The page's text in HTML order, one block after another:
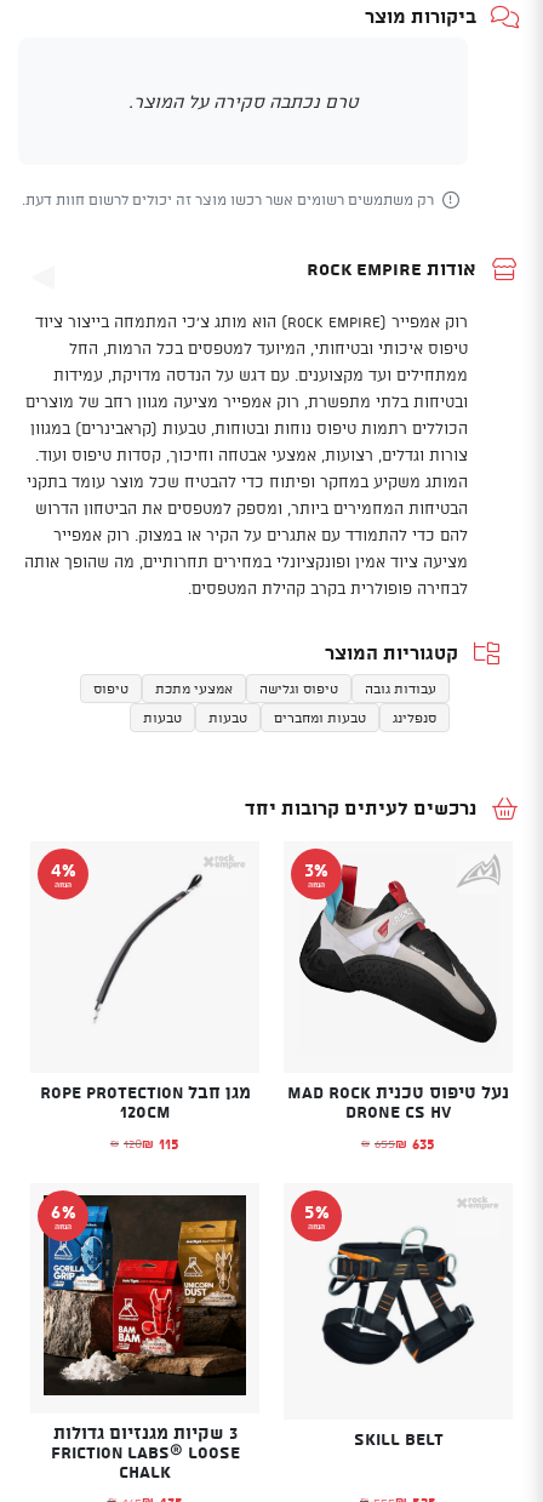
ביקורות מוצר
טרם נכתבה סקירה על המוצר.
רק משתמשים רשומים אשר רכשו מוצר זה יכולים לרשום חוות דעת.
אודות Rock Empire
רוק אמפייר (Rock Empire) הוא מותג צ'כי המתמחה בייצור ציוד
טיפוס איכותי ובטיחותי, המיועד למטפסים בכל הרמות, החל
ממתחילים ועד מקצוענים. עם דגש על הנדסה מדויקת, עמידות
ובטיחות בלתי מתפשרת, רוק אמפייר מציעה מגוון רחב של מוצרים
הכוללים רתמות טיפוס נוחות ובטוחות, טבעות (קראבינרים) במגוון
צורות וגדלים, רצועות, אמצעי אבטחה וחיכוך, קסדות טיפוס ועוד.
המותג משקיע במחקר ופיתוח כדי להבטיח שכל מוצר עומד בתקני
הבטיחות המחמירים ביותר, ומספק למטפסים את הביטחון הדרוש
להם כדי להתמודד עם אתגרים על הקיר או במצוק. רוק אמפייר
מציעה ציוד אמין ופונקציונלי במחירים תחרותיים, מה שהופך אותה
לבחירה פופולרית בקרב קהילת המטפסים.
קטגוריות המוצר
עבודות גובה טיפוס וגלישה אמצעי מתכת
טיפוס
סנפלינג
טבעות ומחברים טבעות טבעות
נרכשים לעיתים קרובות יחד
3%
הנחה
נעל טיפוס טכנית MAD ROCK
DRONE CS HV
₪ 655
המחיר המקורי היה: ₪655.₪ 635 המחיר הנוכחי הוא: ₪635.
4%
הנחה
מגן חבל rope protection
120cm
₪ 120
המחיר המקורי היה: ₪120.₪ 115 המחיר הנוכחי הוא: ₪115.
5%
הנחה
Skill BELT
6%
הנחה
3 שקיות מגנזיום גדולות
Friction Labs® Loose
Chalk